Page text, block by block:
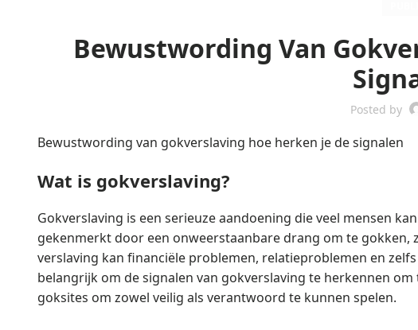
Bewustwording Van
Posted by
Bewustwording van gokverslaving hoe herken je de signalen
Wat is gokverslaving?
Gokverslaving is een serieuze aandoening die veel mensen
gekenmerkt door een onweerstaanbare drang om te gokken,
verslaving kan financiële problemen, relatieproblemen en
belangrijk om de signalen van gokverslaving te herkennen
goksites om zowel veilig als verantwoord te kunnen spelen.